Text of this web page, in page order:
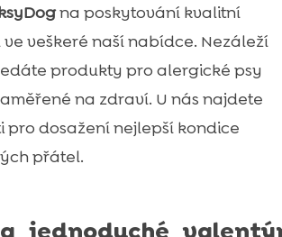
na poskytování kvalitní
veškeré naší nabídce. Nezáleží
produkty pro alergické psy
na zdraví. U nás najdete
pro dosažení nejlepší kondice
přátel.